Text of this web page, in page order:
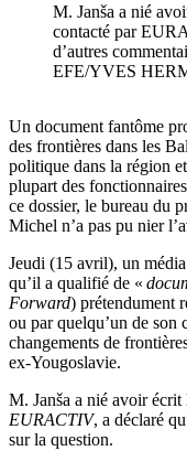
M. Janša a nié
contacté par
d’autres
EFE/YVES
Un document fantôme
des frontières dans les
politique dans la région
plupart des
ce dossier, le bureau du
Michel n’a pas pu nier
Jeudi (15 avril), un
qu’il a qualifié de «
Forward) prétendument
ou par quelqu’un de son
changements de
ex-Yougoslavie.
M. Janša a nié avoir écrit
EURACTIV, a déclaré
sur la question.